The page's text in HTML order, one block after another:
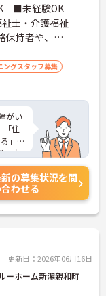
■未経験OK
士・介護福祉
保持者や、福
施設経験者、
就労支援員、
ングスタッフ募集
がい
「住
」
の自
、W
身の
代が
ター
しま
る環
て
を有
方は
せ
の募集状況を問
合わせる
更新日：2026年06月16日
ーホーム新潟親和町